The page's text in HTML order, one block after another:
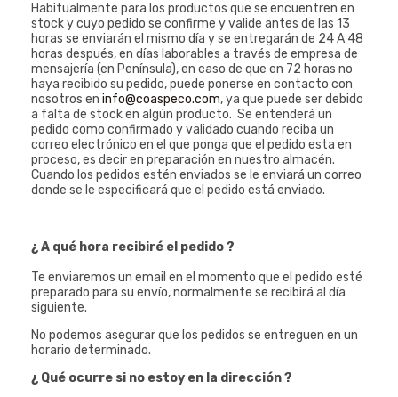
Habitualmente para los productos que se encuentren en
stock y cuyo pedido se confirme y valide antes de las 13
horas se enviarán el mismo día y se entregarán de 24 A 48
horas después, en días laborables a través de empresa de
mensajería (en Península), en caso de que en 72 horas no
haya recibido su pedido, puede ponerse en contacto con
nosotros en info@coaspeco.com, ya que puede ser debido
a falta de stock en algún producto. Se entenderá un
pedido como confirmado y validado cuando reciba un
correo electrónico en el que ponga que el pedido esta en
proceso, es decir en preparación en nuestro almacén.
Cuando los pedidos estén enviados se le enviará un correo
donde se le especificará que el pedido está enviado.
¿ A qué hora recibiré el pedido ?
Te enviaremos un email en el momento que el pedido esté
preparado para su envío, normalmente se recibirá al día
siguiente.
No podemos asegurar que los pedidos se entreguen en un
horario determinado.
¿ Qué ocurre si no estoy en la dirección ?